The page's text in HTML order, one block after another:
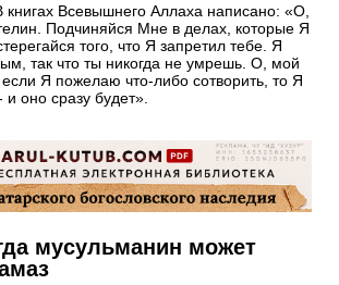
книгах Всевышнего Аллаха написано: «О,
Подчиняйся Мне в делах, которые Я
того, что Я запретил тебе. Я
так что ты никогда не умрешь. О, мой
если Я пожелаю что-либо сотворить, то Я
оно сразу будет».
мусульманин может